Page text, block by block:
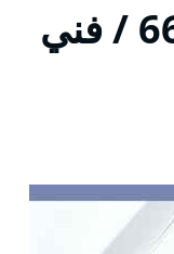
فني تركيب بدالات السالمي / 66428585 / فني